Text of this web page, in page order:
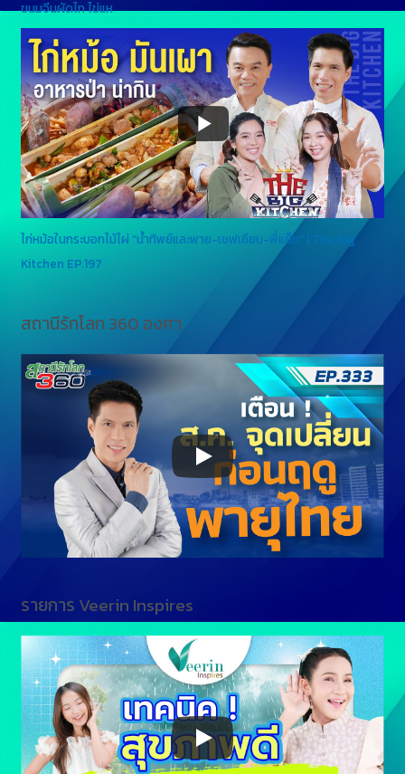
ขนมจีนผัดไท ไข่แห
ไก่หม้อในกระบอกไม้ไผ่ “น้ำทิพย์และพาย-เชฟเอียน-พี่แซ็ก” | The Big
Kitchen EP.197
สถานีรักโลก 360 องศา
รายการ Veerin Inspires